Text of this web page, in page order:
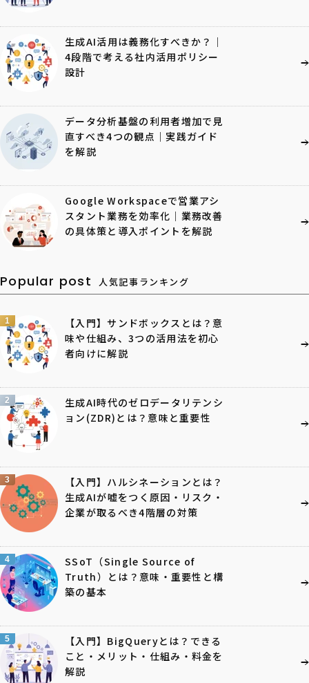
生成AI活用は義務化すべきか？｜
4段階で考える社内活用ポリシー
設計
データ分析基盤の利用者増加で見
直すべき4つの観点｜実践ガイド
を解説
Google Workspaceで営業アシ
スタント業務を効率化｜業務改善
の具体策と導入ポイントを解説
Popular post 人気記事ランキング
1
【入門】サンドボックスとは？意
味や仕組み、3つの活用法を初心
者向けに解説
2
生成AI時代のゼロデータリテンシ
ョン(ZDR)とは？意味と重要性
3
【入門】ハルシネーションとは？
生成AIが嘘をつく原因・リスク・
企業が取るべき4階層の対策
4
SSoT（Single Source of
Truth）とは？意味・重要性と構
築の基本
5
【入門】BigQueryとは？できる
こと・メリット・仕組み・料金を
解説